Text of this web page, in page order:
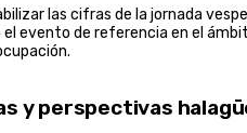
las cifras de la jornada
evento de referencia en el
y perspectivas